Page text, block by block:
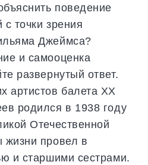
поведение
точки зрения
Джеймса?
и самооценка
развернутый ответ.
артистов балета XX
родился в 1938 году
Отечественной
провел в
и старшими сестрами.